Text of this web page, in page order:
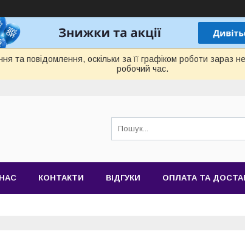
та повідомлення, оскільки за її графіком роботи
робочий час.
КОНТАКТИ ВІДГУКИ ОПЛАТА ТА